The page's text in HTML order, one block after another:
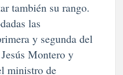
también su rango.
las
y segunda del
Montero y
ministro de